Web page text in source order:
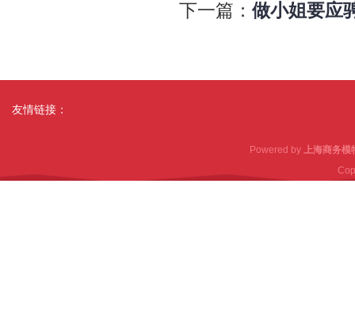
下一篇： 做小姐要应
友情链接：
Powered by 上海商务模